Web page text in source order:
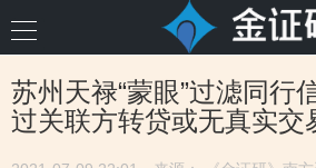
苏州天禄“蒙眼”过滤同行
过关联方转贷或无真实交